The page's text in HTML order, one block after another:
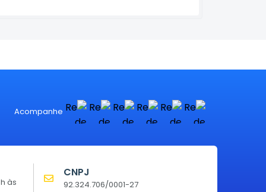
Acompanhe
às
CNPJ
92.324.706/0001-27